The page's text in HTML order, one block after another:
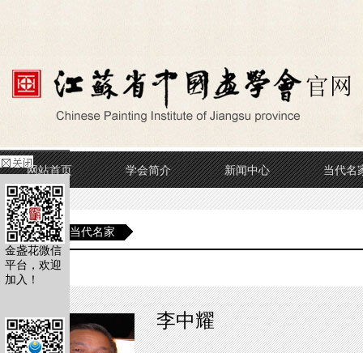
网站首页 学会简介 新闻中心 当代名
当前位置 当代名家
当代名家
李中耀
金盏花微信
平台，欢迎
加入！